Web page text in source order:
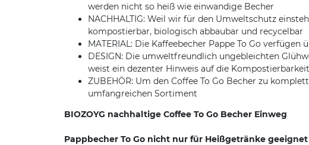
werden nicht so heiß wie einwandige Becher
NACHHALTIG: Weil wir für den Umweltschutz
kompostierbar, biologisch abbaubar und recycelbar
MATERIAL: Die Kaffeebecher Pappe To Go
DESIGN: Die umweltfreundlich ungebleichten
weist ein dezenter Hinweis auf die
ZUBEHÖR: Um den Coffee To Go Becher zu
umfangreichen Sortiment
BIOZOYG nachhaltige Coffee To Go Becher Einweg
Pappbecher To Go nicht nur für Heißgetränke geeignet